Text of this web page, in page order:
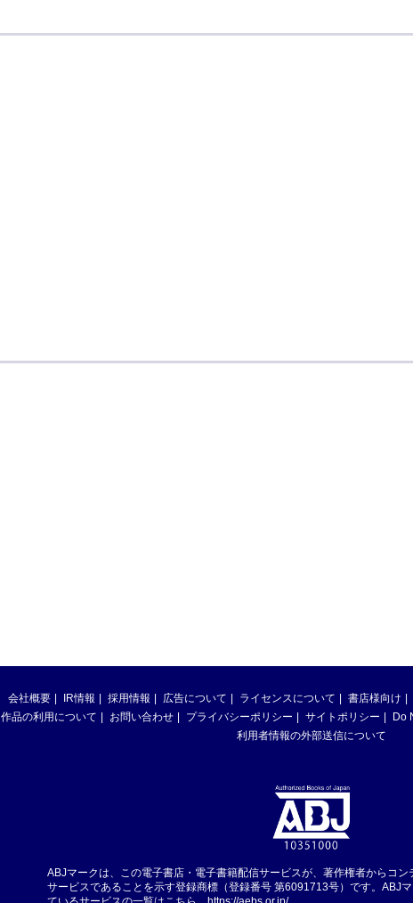
会社概要 IR情報 採用情報 広告について ライセンスについて 書店様向け
作品の利用について
お問い合わせ プライバシーポリシー サイトポリシー
Do
利用者情報の外部送信について
ABJマークは、この電子書店・電子書籍配信サービスが、著作権者からコ
サービスであることを示す登録商標（登録番号 第6091713号）です。ABJ